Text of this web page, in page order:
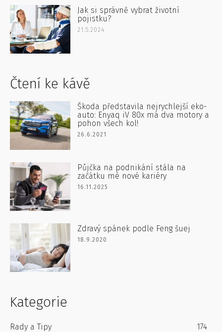
Jak si správně vybrat životní
pojistku?
21.5.2024
Čtení ke kávě
Škoda představila nejrychlejší eko-
auto: Enyaq iV 80x má dva motory a
pohon všech kol!
26.6.2021
Půjčka na podnikání stála na
začátku mé nové kariéry
16.11.2025
Zdravý spánek podle Feng šuej
18.9.2020
Kategorie
Rady a Tipy
174